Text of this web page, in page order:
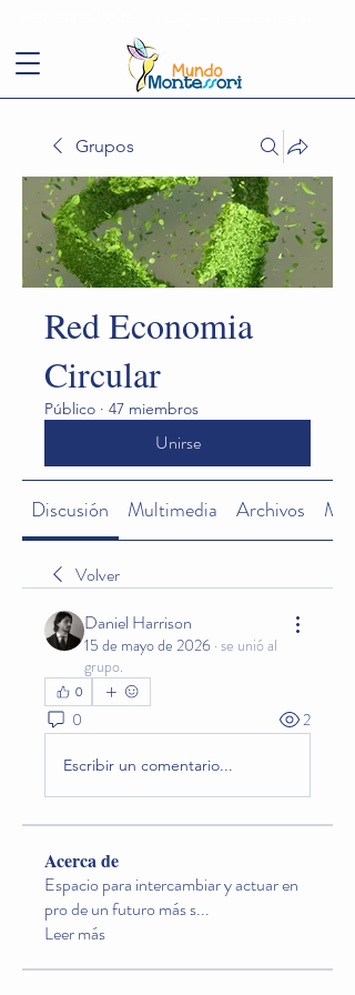
Grupos
Red Economia
Circular
Público · 47 miembros
Unirse
Discusión Multimedia Archivos
Volver
Daniel Harrison
15 de mayo de 2026 · se unió al
grupo.
0
0 2
Escribir un comentario...
Acerca de
Espacio para intercambiar y actuar en
pro de un futuro más s...
Leer más